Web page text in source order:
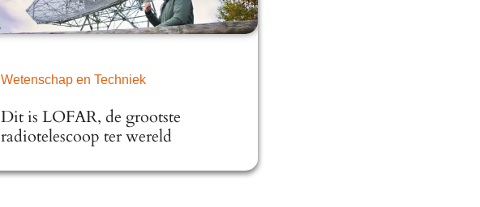
Wetenschap en Techniek
Dit is LOFAR, de grootste
radiotelescoop ter wereld